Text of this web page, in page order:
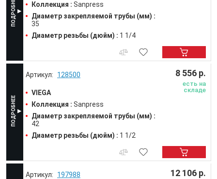
Коллекция : Sanpress
Диаметр закрепляемой трубы (мм) :
35
Диаметр резьбы (дюйм) : 1 1/4
128500
VIEGA
Коллекция : Sanpress
Диаметр закрепляемой трубы (мм) :
42
Диаметр резьбы (дюйм) : 1 1/2
8 556 р.
есть на
складе
197988 12 106 р.